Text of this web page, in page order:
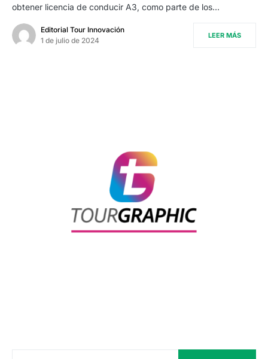
obtener licencia de conducir A3, como parte de los…
Editorial Tour Innovación
1 de julio de 2024
LEER MÁS